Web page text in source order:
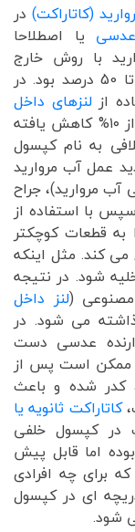
(كاتاراكت) در
یا اصطلاحا
با روش خارج
کپسولی که قبلا رایج بود شیوع آن از40 تا 50 درصد بود. در
از لنزهای داخل
با طراحی جدید شیوع آن به کمتر از ۱۰% کاهش یافته
به نام کپسول
عمل آب مروارید
مروارید)، جراح
با استفاده از
به قطعات کوچکتر
کند. مثل اینکه
شود. در نتیجه
(لنز داخل
می شود. در
عدسی دست
ممکن است پس از
کدر شده و باعث
کاتاراکت ثانویه یا
در کپسول خلفی
اما قابل پیش
برای چه افرادی
ای در کپسول
شود.